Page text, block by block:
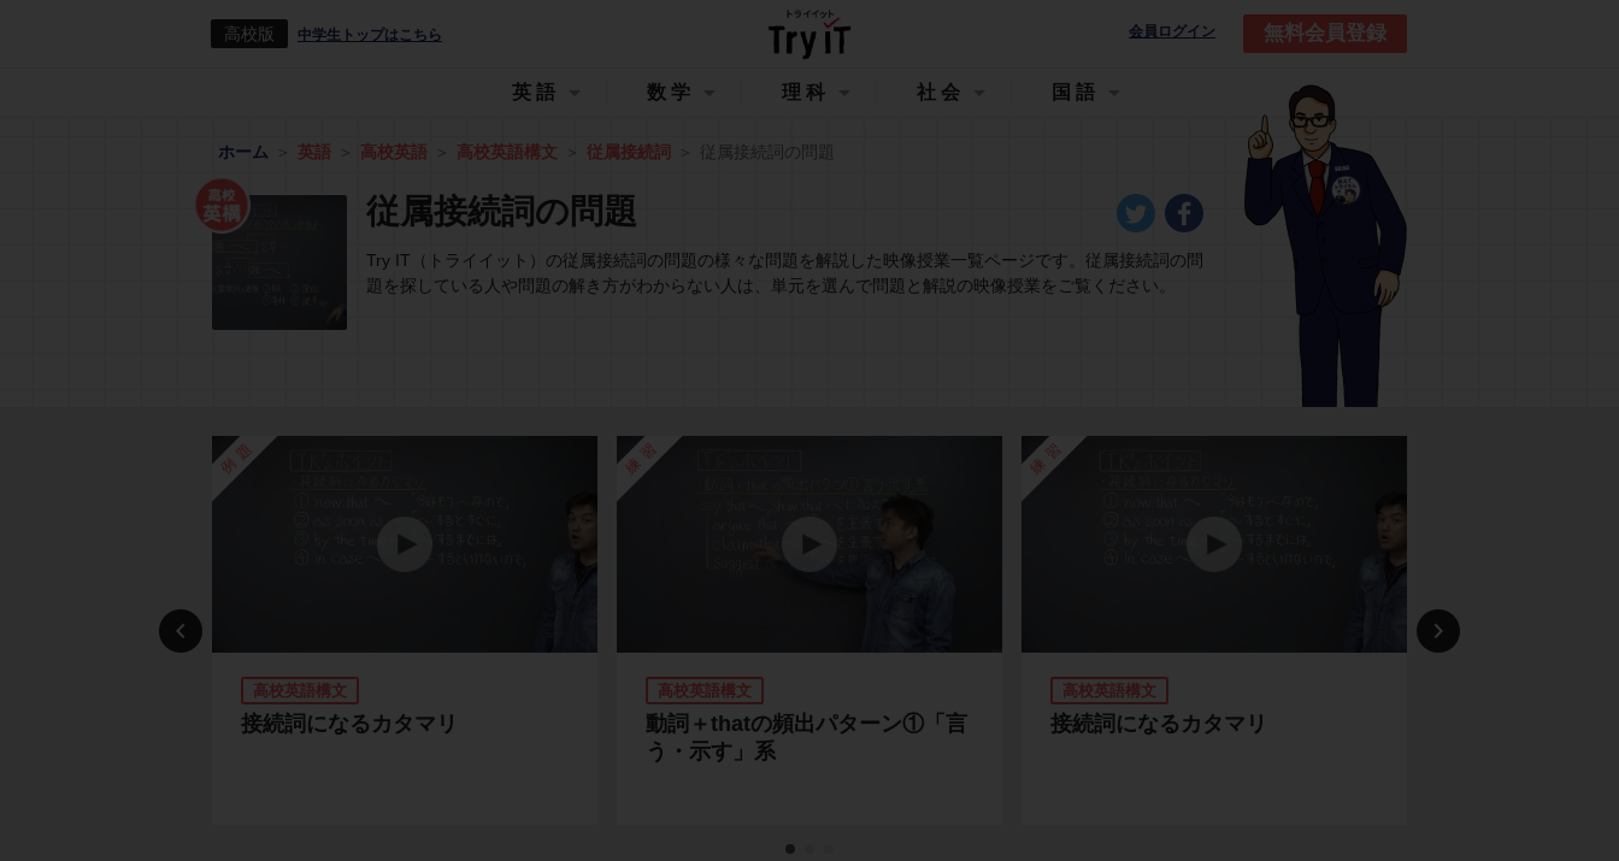
高校版 中学生トップはこちら 会員ログイン 無料会員登録
英語 数学 理科 社会 国語
ホーム 英語 高校英語 高校英語構文 従属接続詞 従属接続詞の問題
従属接続詞の問題
Try IT（トライイット）の従属接続詞の問題の様々な問題を解説した映像授業一覧ページです。従属接続詞の問
題を探している人や問題の解き方がわからない人は、単元を選んで問題と解説の映像授業をご覧ください。
例題
接続詞になるカタマリ
高校英語構文
練習
動詞＋thatの頻出パターン①「言
う・示す」系
高校英語構文
練習
接続詞になるカタマリ
高校英語構文